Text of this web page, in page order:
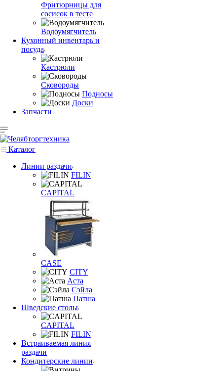
Фритюрницы для
сосисок в тесте
Водоумягчитель
Кухонный инвентарь и
посуда
Кастрюли
Сковороды
Подносы
Доски
Запчасти
Каталог
Линии раздачи
FILIN
CAPITAL
CASE
CITY
Аста
Сэйла
Патша
Шведские столы
CAPITAL
FILIN
Встраиваемая линия
раздачи
Кондитерские линии